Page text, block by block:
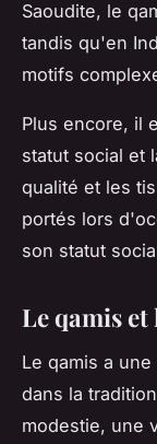
Saoudite, le
tandis qu'en
motifs
Plus encore, il
statut social et
qualité et les
portés lors
son statut
Le qamis
Le qamis a
dans la
modestie, une